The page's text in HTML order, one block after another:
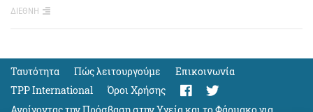
ΔΙΕΘΝΗ
Ταυτότητα Πώς λειτουργούμε
Eπικοινωνία
TPP International
Όροι Χρήσης